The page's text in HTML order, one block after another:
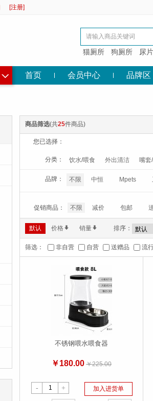
[注册]
猫厕所 狗厕所 尿片
◇ 首页 会员中心 品牌区
商品筛选(共25件商品)
您已选择：
分类： 饮水/喂食 外出清洁 嘴套
品牌： 不限 中恒 Mpets
促销商品： 不限 减价 包邮
默认 价格 * 销量* 排序：
筛选： 非自营 自营 送赠品 流
不锈钢喂水喂食器
￥180.00 ￥225.00
- + 加入进货单